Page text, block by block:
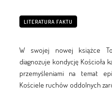
LITERATURA FAKTU
W swojej nowej książce
diagnozuje kondycję Kościoła
przemyśleniami na temat
Kościele ruchów oddolnych